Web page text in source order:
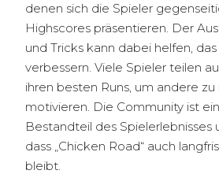
denen sich die Spieler
Highscores präsentieren. Der
und Tricks kann dabei helfen,
verbessern. Viele Spieler teilen
ihren besten Runs, um andere zu
motivieren. Die Community ist
Bestandteil des Spielerlebnisses
dass „Chicken Road“ auch
bleibt.